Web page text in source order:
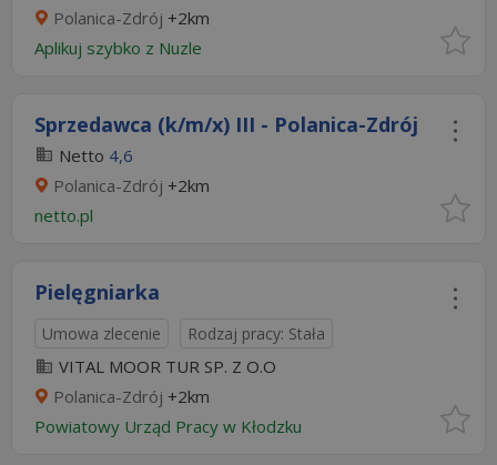
Polanica-Zdrój +2km
Aplikuj szybko z Nuzle
Sprzedawca (k/m/x) III - Polanica-Zdrój
Netto 4,6
Polanica-Zdrój +2km
netto.pl
Pielęgniarka
Umowa zlecenie Rodzaj pracy: Stała
VITAL MOOR TUR SP. Z O.O
Polanica-Zdrój +2km
Powiatowy Urząd Pracy w Kłodzku